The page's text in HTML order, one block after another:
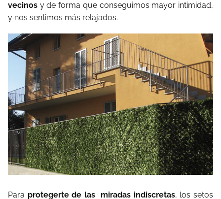
vecinos y de forma que conseguimos mayor intimidad,
y nos sentimos más relajados.
Para protegerte de las miradas indiscretas, los setos